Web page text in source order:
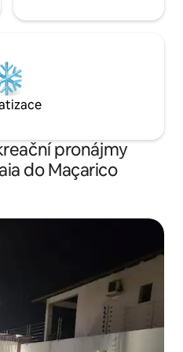
pronájmy
do Maçarico